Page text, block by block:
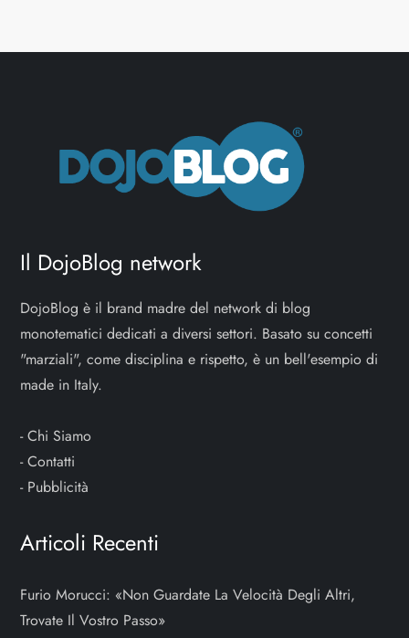
Il DojoBlog network
DojoBlog è il brand madre del network di blog
monotematici dedicati a diversi settori. Basato su concetti
"marziali", come disciplina e rispetto, è un bell'esempio di
made in Italy.
-Chi Siamo
-Contatti
- Pubblicità
Articoli Recenti
Furio Morucci: «Non Guardate La Velocità Degli Altri,
Trovate Il Vostro Passo»